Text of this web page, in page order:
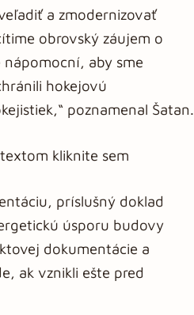
a zmodernizovať
obrovský záujem o
aby sme
hokejovú
poznamenal Šatan.
kliknite sem
príslušný doklad
úsporu budovy
dokumentácie a
ak vznikli ešte pred